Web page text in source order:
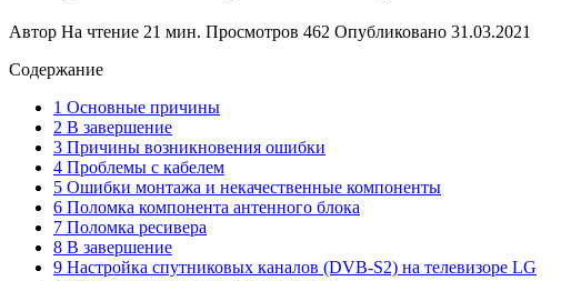
Автор На чтение 21 мин. Просмотров 462 Опубликовано 31.03.2021
Содержание
1 Основные причины
2 В завершение
3 Причины возникновения ошибки
4 Проблемы с кабелем
5 Ошибки монтажа и некачественные компоненты
6 Поломка компонента антенного блока
7 Поломка ресивера
8 В завершение
9 Настройка спутниковых каналов (DVB-S2) на телевизоре LG